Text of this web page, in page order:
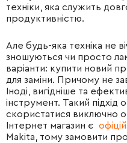
техніки, яка служить
продуктивністю.
Але будь-яка техніка не
зношуються чи просто
варіанти: купити новий
для заміни. Причому не
Іноді, вигідніше та
інструмент. Такий
скористатися виключно
Інтернет магазин є
Makita, тому замовити